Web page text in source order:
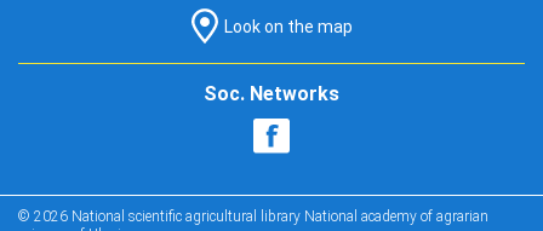
Look on the map
Soc. Networks
© 2026 National scientific agricultural library National academy of agrarian